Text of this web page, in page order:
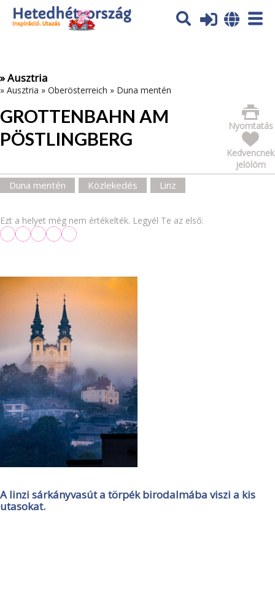
Az oldal sütiket (cookies) használ. További tájékoztatás itt:
Adatvédelmi tájékoztató
» Ausztria
» Ausztria » Oberösterreich » Duna mentén
GROTTENBAHN AM
PÖSTLINGBERG
Nyomtatás
Kedvencnek
jelölöm
Duna mentén Közlekedés Linz
Ezt a helyet még nem értékelték. Legyél Te az első:
A linzi sárkányvasút a törpék birodalmába viszi a kis
utasokat.